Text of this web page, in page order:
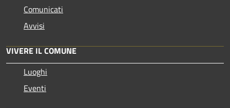
Comunicati
Avvisi
VIVERE IL COMUNE
Luoghi
Eventi